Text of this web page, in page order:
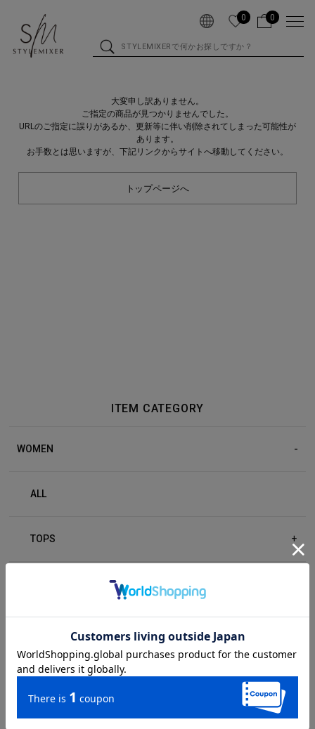
0 0
大変申し訳ありません。
ご指定の商品が見つかりませんでした。
URLのご指定に誤りがあるか、更新等に伴い削除されてしまった可能性が
あります。
お手数とは思いますが、下記リンクからサイトへ移動してください。
トップページへ
ITEM CATEGORY
WOMEN
ALL
TOPS +
DRESS/ONE-PIECE
ACCESSORIES +